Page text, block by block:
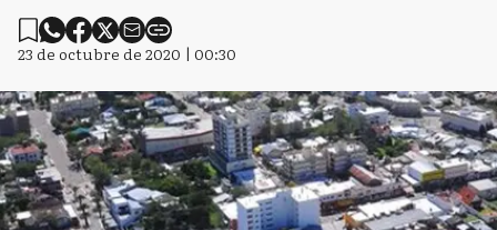
23 de octubre de 2020 | 00:30